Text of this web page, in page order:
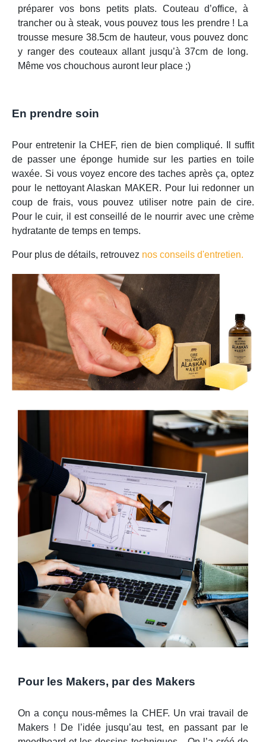
préparer vos bons petits plats. Couteau d’office, à
trancher ou à steak, vous pouvez tous les prendre ! La
trousse mesure 38.5cm de hauteur, vous pouvez donc
y ranger des couteaux allant jusqu’à 37cm de long.
Même vos chouchous auront leur place ;)
En prendre soin
Pour entretenir la CHEF, rien de bien compliqué. Il suffit
de passer une éponge humide sur les parties en toile
waxée. Si vous voyez encore des taches après ça, optez
pour le nettoyant Alaskan MAKER. Pour lui redonner un
coup de frais, vous pouvez utiliser notre pain de cire.
Pour le cuir, il est conseillé de le nourrir avec une crème
hydratante de temps en temps.
Pour plus de détails, retrouvez nos conseils d'entretien.
Pour les Makers, par des Makers
On a conçu nous-mêmes la CHEF. Un vrai travail de
Makers ! De l’idée jusqu’au test, en passant par le